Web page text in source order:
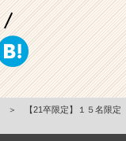
＞
【21卒限定】１５名限定